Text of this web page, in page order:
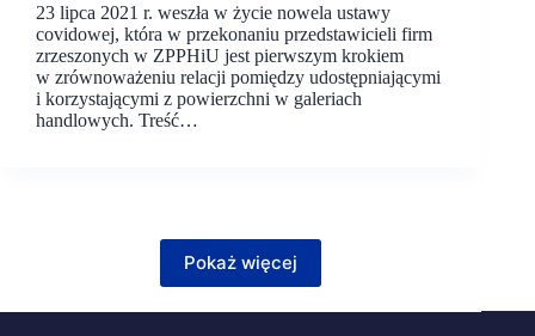
23 lipca 2021 r. weszła w życie nowela ustawy
covidowej, która w przekonaniu przedstawicieli firm
zrzeszonych w ZPPHiU jest pierwszym krokiem
w zrównoważeniu relacji pomiędzy udostępniającymi
i korzystającymi z powierzchni w galeriach
handlowych. Treść…
Pokaż więcej